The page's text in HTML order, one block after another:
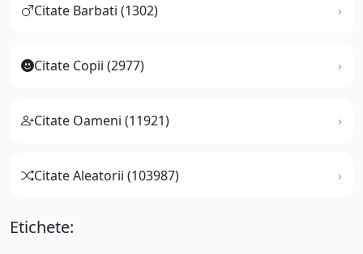
Citate Barbati (1302)
Citate Copii (2977)
Citate Oameni (11921)
Citate Aleatorii (103987)
Etichete: